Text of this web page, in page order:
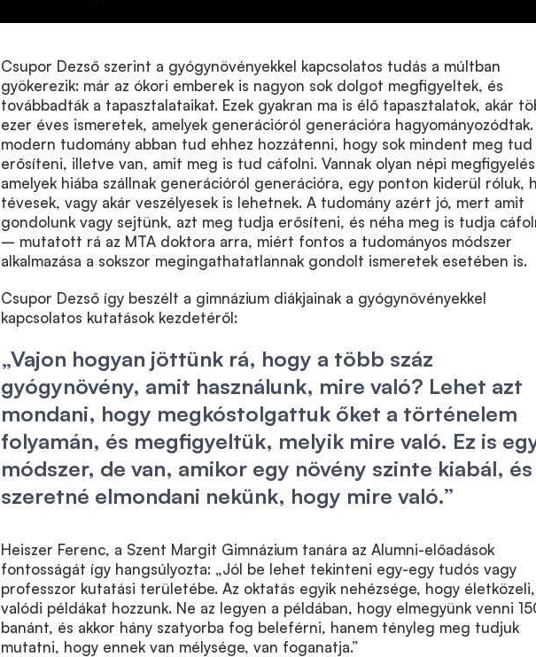
Csupor Dezső szerint a gyógynövényekkel kapcsolatos tudás a múltban
gyökerezik: már az ókori emberek is nagyon sok dolgot megfigyeltek, és
továbbadták a tapasztalataikat. Ezek gyakran ma is élő tapasztalatok, akár
ezer éves ismeretek, amelyek generációról generációra hagyományozódtak.
modern tudomány abban tud ehhez hozzátenni, hogy sok mindent meg tud
erősíteni, illetve van, amit meg is tud cáfolni. Vannak olyan népi
amelyek hiába szállnak generációról generációra, egy ponton kiderül róluk,
tévesek, vagy akár veszélyesek is lehetnek. A tudomány azért jó, mert amit
gondolunk vagy sejtünk, azt meg tudja erősíteni, és néha meg is tudja
– mutatott rá az MTA doktora arra, miért fontos a tudományos módszer
alkalmazása a sokszor megingathatatlannak gondolt ismeretek esetében is.
Csupor Dezső így beszélt a gimnázium diákjainak a gyógynövényekkel
kapcsolatos kutatások kezdetéről:
„Vajon hogyan jöttünk rá, hogy a több száz
gyógynövény, amit használunk, mire való? Lehet azt
mondani, hogy megkóstolgattuk őket a történelem
folyamán, és megfigyeltük, melyik mire való. Ez is
módszer, de van, amikor egy növény szinte kiabál, és
szeretné elmondani nekünk, hogy mire való.”
Heiszer Ferenc, a Szent Margit Gimnázium tanára az Alumni-előadások
fontosságát így hangsúlyozta: „Jól be lehet tekinteni egy-egy tudós vagy
professzor kutatási területébe. Az oktatás egyik nehézsége, hogy életközeli,
valódi példákat hozzunk. Ne az legyen a példában, hogy elmegyünk venni
banánt, és akkor hány szatyorba fog beleférni, hanem tényleg meg tudjuk
mutatni, hogy ennek van mélysége, van foganatja.”